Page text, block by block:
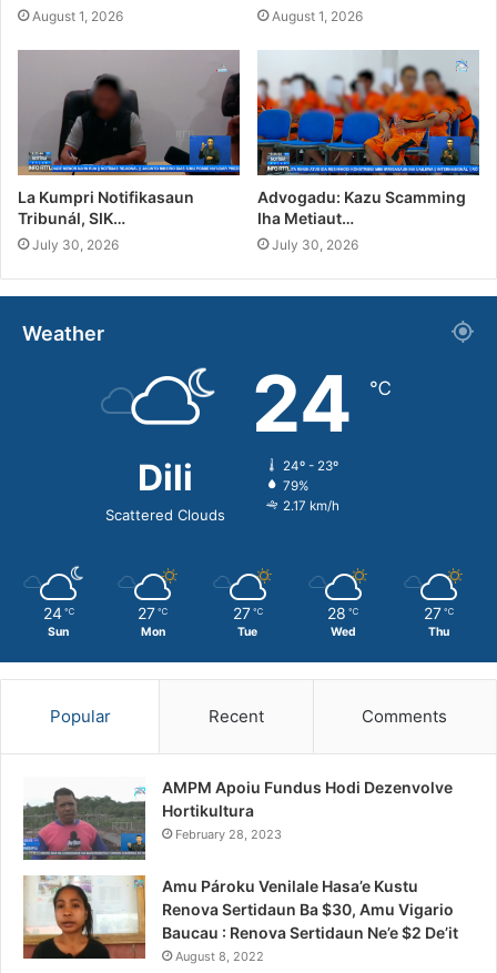
August 1, 2026 August 1, 2026
La Kumpri Notifikasaun
Tribunál, SIK…
July 30, 2026
Advogadu: Kazu Scamming
Iha Metiaut…
July 30, 2026
Weather
Dili
Scattered Clouds
24 ℃
24º - 23º
79%
2.17 km/h
24 ℃
Sun
27 ℃
Mon
27 ℃
Tue
28 ℃
Wed
27 ℃
Thu
Popular Recent Comments
AMPM Apoiu Fundus Hodi Dezenvolve
Hortikultura
February 28, 2023
Amu Pároku Venilale Hasa’e Kustu
Renova Sertidaun Ba $30, Amu Vigario
Baucau : Renova Sertidaun Ne’e $2 De’it
August 8, 2022